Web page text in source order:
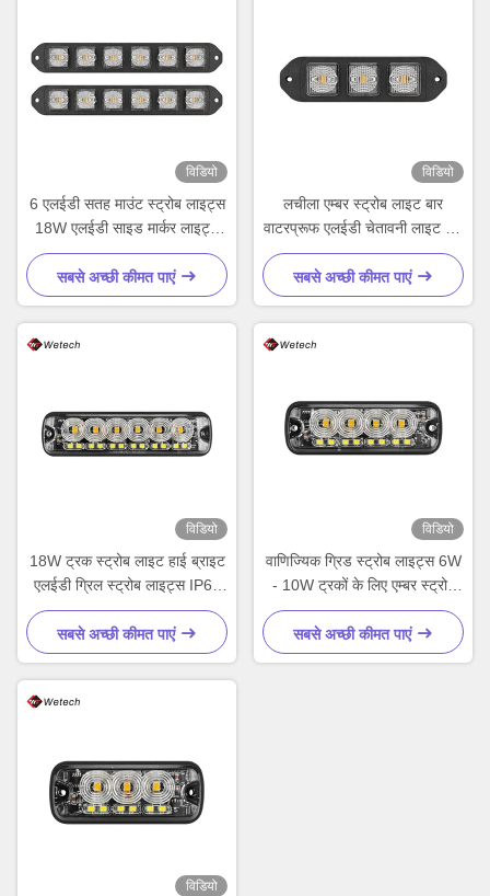
विडियो
6 एलईडी सतह माउंट स्ट्रोब लाइट्स
18W एलईडी साइड मार्कर लाइट्स
IP67
सबसे अच्छी कीमत पाएं
विडियो
लचीला एम्बर स्ट्रोब लाइट बार
वाटरप्रूफ एलईडी चेतावनी लाइट बार
9W
सबसे अच्छी कीमत पाएं
विडियो
18W ट्रक स्ट्रोब लाइट हाई ब्राइट
एलईडी ग्रिल स्ट्रोब लाइट्स IP67
पीसी लेंस सामग्री
सबसे अच्छी कीमत पाएं
विडियो
वाणिज्यिक ग्रिड स्ट्रोब लाइट्स 6W
- 10W ट्रकों के लिए एम्बर स्ट्रोब
लाइट्स
सबसे अच्छी कीमत पाएं
विडियो